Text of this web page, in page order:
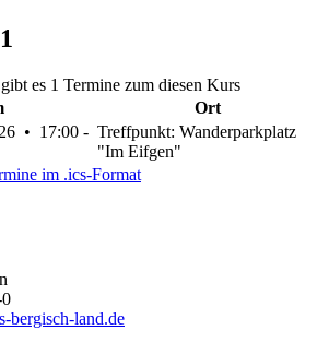
1
es 1 Termine zum diesen Kurs
Ort
• 17:00 - Treffpunkt: Wanderparkplatz
"Im Eifgen"
im .ics-Format
bergisch-land.de